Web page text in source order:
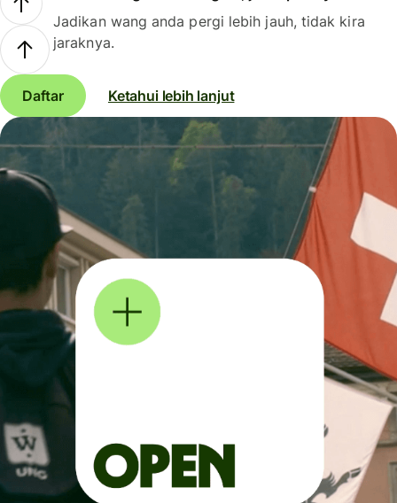
Jadikan wang anda pergi lebih jauh, tidak kira
jaraknya.
Daftar Ketahui lebih lanjut